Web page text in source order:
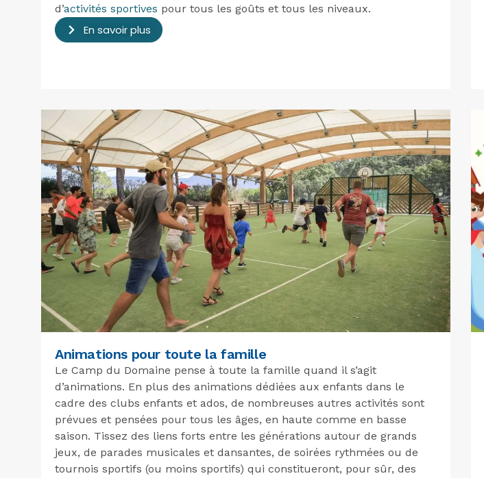
d’activités sportives pour tous les goûts et tous les niveaux.
En savoir plus
Animations pour toute la famille
Le Camp du Domaine pense à toute la famille quand il s’agit
d’animations. En plus des animations dédiées aux enfants dans le
cadre des clubs enfants et ados, de nombreuses autres activités sont
prévues et pensées pour tous les âges, en haute comme en basse
saison. Tissez des liens forts entre les générations autour de grands
jeux, de parades musicales et dansantes, de soirées rythmées ou de
tournois sportifs (ou moins sportifs) qui constitueront, pour sûr, des